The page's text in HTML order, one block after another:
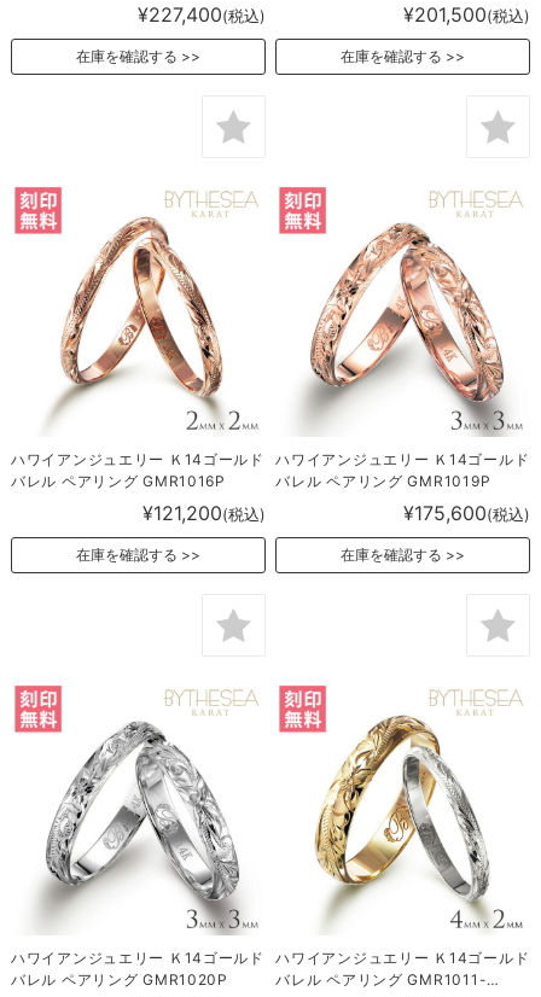
¥227,400(税込)
在庫を確認する
¥201,500(税込)
在庫を確認する
ハワイアンジュエリー Ｋ14ゴールド
バレル ペアリング GMR1016P
¥121,200(税込)
在庫を確認する
ハワイアンジュエリー Ｋ14ゴールド
バレル ペアリング GMR1019P
¥175,600(税込)
在庫を確認する
ハワイアンジュエリー Ｋ14ゴールド
バレル ペアリング GMR1020P
ハワイアンジュエリー Ｋ14ゴールド
バレル ペアリング GMR1011-